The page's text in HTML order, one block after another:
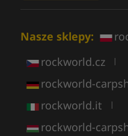
Nasze sklepy:
rockworld.cz |
rockworld-
rockworld.it |
rockworld-